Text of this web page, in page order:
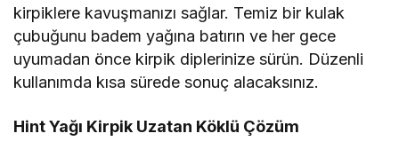
kirpiklere kavuşmanızı sağlar. Temiz bir kulak
çubuğunu badem yağına batırın ve her gece
uyumadan önce kirpik diplerinize sürün. Düzenli
kullanımda kısa sürede sonuç alacaksınız.
Hint Yağı Kirpik Uzatan Köklü Çözüm